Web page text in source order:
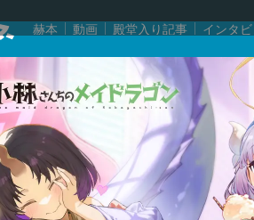
赫本 動画 殿堂入り記事 インタ